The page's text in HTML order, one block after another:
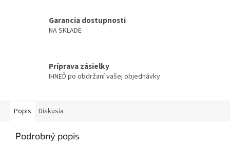
Garancia dostupnosti
NA SKLADE
Príprava zásielky
IHNEĎ po obdržaní vašej objednávky
Popis Diskusia
Podrobný popis